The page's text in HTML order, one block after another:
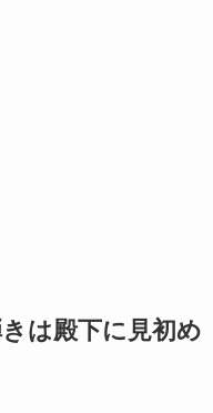
は殿下に見初め